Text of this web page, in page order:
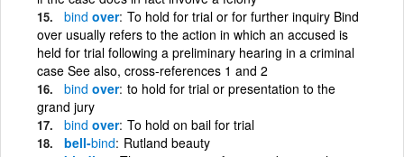
bind over To hold for trial or for further inquiry Bind
over usually refers to the action in which an accused is
held for trial following a preliminary hearing in a criminal
case See also, cross-references 1 and 2
bind over to hold for trial or presentation to the
grand jury
bind over To hold on bail for trial
bell-bind Rutland beauty